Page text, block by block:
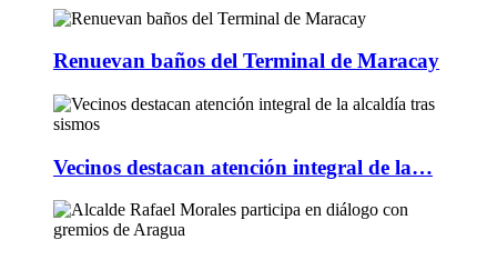
Renuevan baños del Terminal de Maracay
Vecinos destacan atención integral de la…